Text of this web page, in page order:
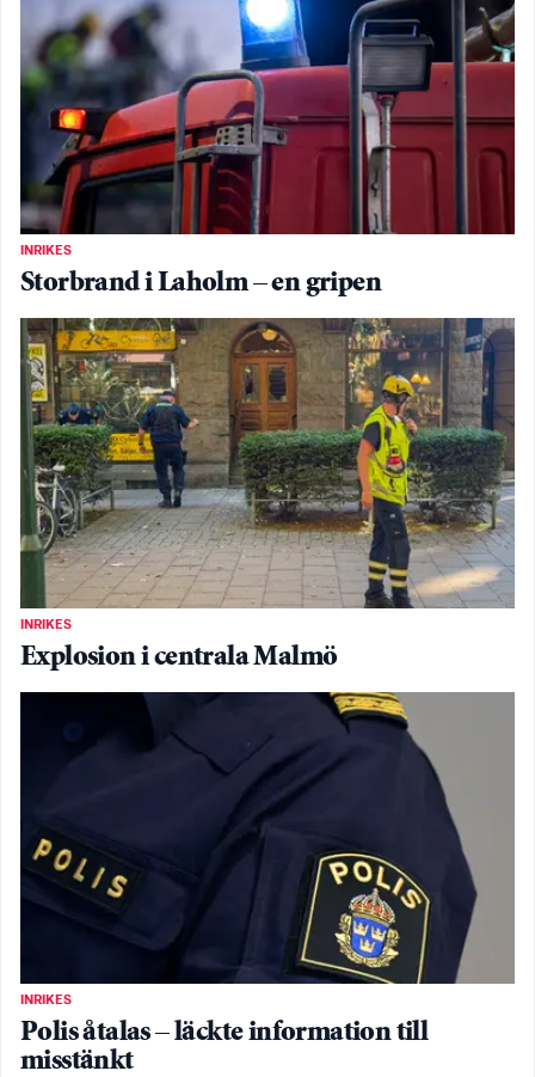
INRIKES
Storbrand i Laholm – en gripen
INRIKES
Explosion i centrala Malmö
INRIKES
Polis åtalas – läckte information till
misstänkt